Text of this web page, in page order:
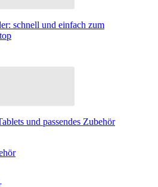
schnell und einfach zum
und passendes Zubehör